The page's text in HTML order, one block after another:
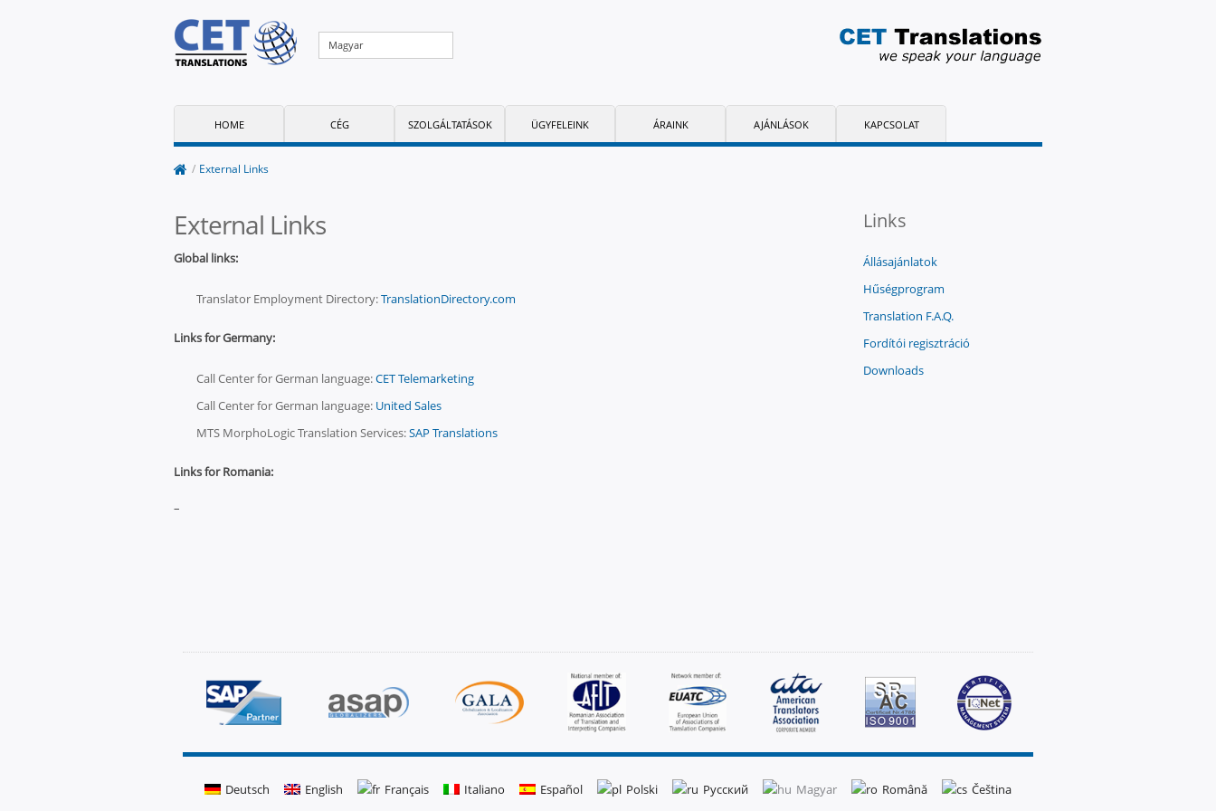
Magyar
HOME CÉG SZOLGÁLTATÁSOK ÜGYFELEINK ÁRAINK AJÁNLÁSOK KAPCSOLAT
/ External Links
External Links
Global links:
Translator Employment Directory:TranslationDirectory.com
Links for Germany:
Call Center for German language:CET Telemarketing
Call Center for German language: United Sales
MTS MorphoLogic Translation Services:SAP Translations
Links for Romania:
–
Links
Állásajánlatok
Hűségprogram
Translation F.A.Q.
Fordítói regisztráció
Downloads
Deutsch English Français Italiano Español Polski Русский Magyar Română Čeština